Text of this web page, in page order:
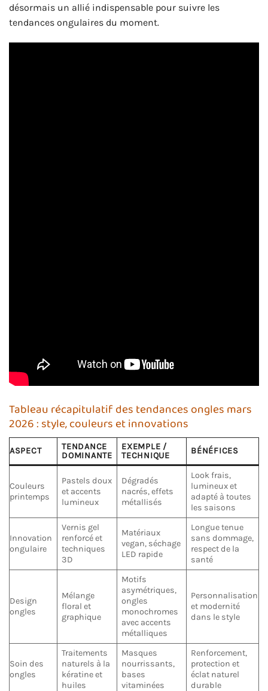
désormais un allié indispensable pour suivre les
tendances ongulaires du moment.
Tableau récapitulatif des tendances ongles mars
2026 : style, couleurs et innovations
ASPECT
TENDANCE
DOMINANTE
EXEMPLE /
TECHNIQUE
BÉNÉFICES
Couleurs
printemps
Pastels doux
et accents
lumineux
Dégradés
nacrés, effets
métallisés
Look frais,
lumineux et
adapté à toutes
les saisons
Innovation
ongulaire
Vernis gel
renforcé et
techniques
3D
Matériaux
vegan, séchage
LED rapide
Longue tenue
sans dommage,
respect de la
santé
Design
ongles
Mélange
floral et
graphique
Motifs
asymétriques,
ongles
monochromes
avec accents
métalliques
Personnalisation
et modernité
dans le style
Soin des
ongles
Traitements
naturels à la
kératine et
huiles
Masques
nourrissants,
bases
vitaminées
Renforcement,
protection et
éclat naturel
durable